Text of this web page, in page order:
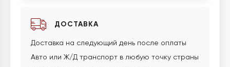
ДОСТАВКА
Доставка на следующий день после оплаты
Авто или Ж/Д транспорт в любую точку страны